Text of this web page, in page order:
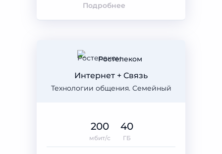
Подробнее
Ростелеком
Технологии общения. Семейный
Интернет + Связь
200
мбит/с
40
ГБ